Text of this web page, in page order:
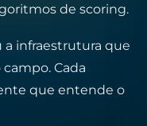
de scoring.
a infraestrutura que
Cada
que entende o